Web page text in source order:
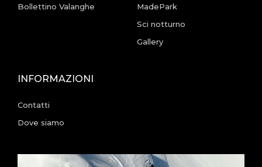
Bollettino Valanghe
MadePark
Sci notturno
Gallery
INFORMAZIONI
Contatti
Dove siamo